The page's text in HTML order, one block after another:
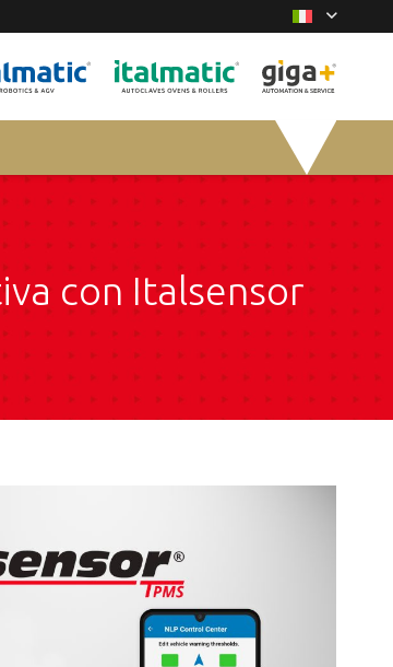
con Italsensor